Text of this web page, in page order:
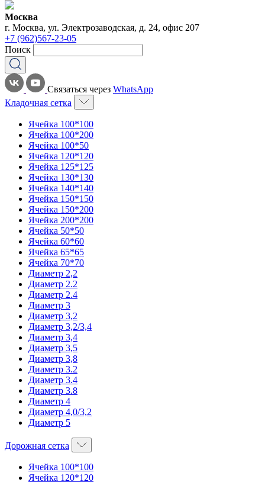
Москва
г. Москва, ул. Электрозаводская, д. 24, офис 207
+7 (962)567-23-05
Поиск
Связаться через WhatsApp
Кладочная сетка
Ячейка 100*100
Ячейка 100*200
Ячейка 100*50
Ячейка 120*120
Ячейка 125*125
Ячейка 130*130
Ячейка 140*140
Ячейка 150*150
Ячейка 150*200
Ячейка 200*200
Ячейка 50*50
Ячейка 60*60
Ячейка 65*65
Ячейка 70*70
Диаметр 2,2
Диаметр 2.2
Диаметр 2.4
Диаметр 3
Диаметр 3,2
Диаметр 3,2/3,4
Диаметр 3,4
Диаметр 3,5
Диаметр 3,8
Диаметр 3.2
Диаметр 3.4
Диаметр 3.8
Диаметр 4
Диаметр 4,0/3,2
Диаметр 5
Дорожная сетка
Ячейка 100*100
Ячейка 120*120